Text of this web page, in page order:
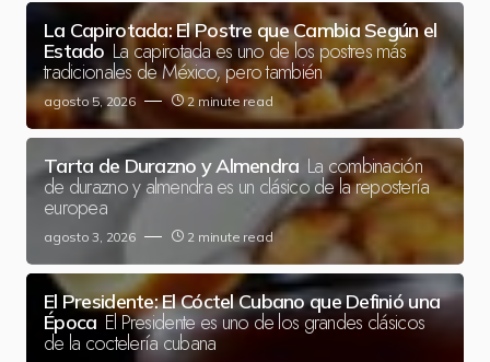
La Capirotada: El Postre que Cambia Según el
Estado La capirotada es uno de los postres más
tradicionales de México, pero también
agosto 5, 2026 2 minute read
Tarta de Durazno y Almendra La combinación
de durazno y almendra es un clásico de la repostería
europea
agosto 3, 2026 2 minute read
El Presidente: El Cóctel Cubano que Definió una
Época El Presidente es uno de los grandes clásicos
de la coctelería cubana